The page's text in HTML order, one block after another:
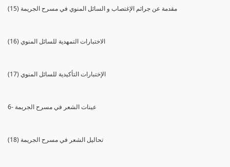
(15) مقدمة عن جرائم الإغتصاب و السائل المنوي في مسرح الجريمة
(16) الاختبارات التمهدية للسائل المنوي
(17) الإختبارات التأكيدية للسائل المنوي
6- عينات الشعر في مسرح الجريمة
(18) تحاليل الشعر في مسرح الجريمة